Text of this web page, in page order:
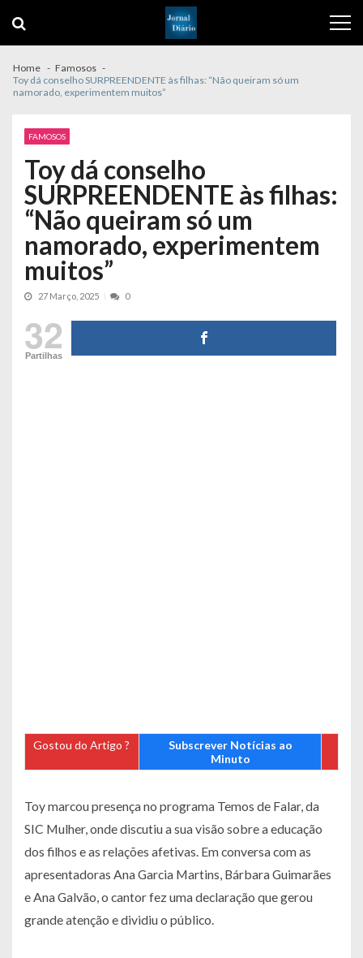
navigation
content
Home
Famosos
Toy dá conselho SURPREENDENTE às filhas: “Não queiram só um
namorado, experimentem muitos”
FAMOSOS
Toy dá conselho
SURPREENDENTE às filhas:
“Não queiram só um
namorado, experimentem
muitos”
27 Março, 2025 0
32
Partilhas
Gostou do Artigo ?
Subscrever Notícias ao
Minuto
Toy marcou presença no programa Temos de Falar, da
SIC Mulher, onde discutiu a sua visão sobre a educação
dos filhos e as relações afetivas. Em conversa com as
apresentadoras Ana Garcia Martins, Bárbara Guimarães
e Ana Galvão, o cantor fez uma declaração que gerou
grande atenção e dividiu o público.